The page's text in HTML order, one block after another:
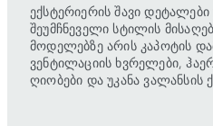
ექსტერიერის შავი
შეუმჩნეველი სტილის
მოდელებზე არის კაპოტის
ვენტილაციის ხვრელები,
ღიობები და უკანა ვალანსის